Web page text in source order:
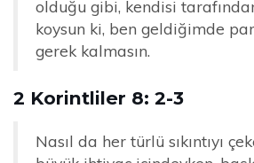
olduğu gibi, kendisi
koysun ki, ben geldiğimde
gerek kalmasın.
2 Korintliler 8: 2-3
Nasıl da her türlü sıkıntıyı